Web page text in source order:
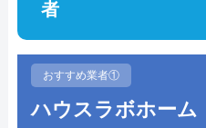
者
おすすめ業者①
ハウスラボホーム